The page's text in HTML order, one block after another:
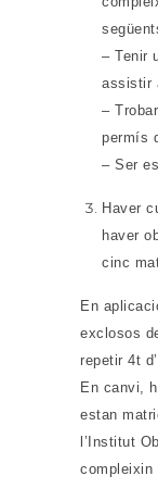
– Tenir
assistir
–
permís
– Ser
Haver
haver
cinc
En
exclosos
repetir 4t
En canvi,
estan
l’Institut
compleixin